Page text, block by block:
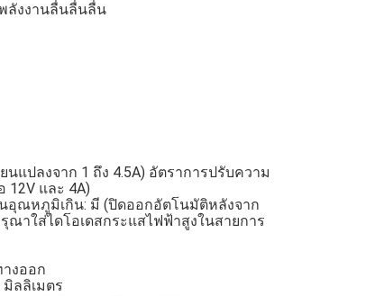
ลังงานลื่นลื่นลื่น
นแปลงจาก 1 ถึง 4.5A) อัตราการปรับความ
12V และ 4A)
อุณหภูมิเกิน: มี (ปิดออกอัตโนมัติหลังจาก
ณาใส่ไดโอเดสกระแสไฟฟ้าสูงในสายการ
างออก
ลลิเมตร